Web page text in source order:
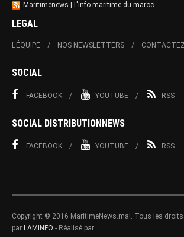
Maritimenews | L'info maritime du maroc
LEGAL
L'ÉQUIPE NOS NEWSLETTERS
SOCIAL
FACEBOOK YOUTUBE RSS
SOCIAL DISTRIBUTIONNEWS
FACEBOOK YOUTUBE RSS
Copyright © 2016 MaritimeNews.ma!. Tous les droits
par LAMINFO - Réalisé par